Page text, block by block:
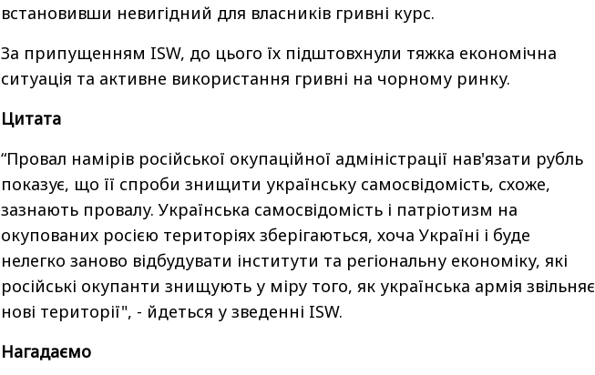
встановивши невигідний для власників гривні курс.
За припущенням ISW, до цього їх підштовхнули тяжка економічна
ситуація та активне використання гривні на чорному ринку.
Цитата
“Провал намірів російської окупаційної адміністрації нав'язати рубль
показує, що її спроби знищити українську самосвідомість, схоже,
зазнають провалу. Українська самосвідомість і патріотизм на
окупованих росією територіях зберігаються, хоча Україні і буде
нелегко заново відбудувати інститути та регіональну економіку, які
російські окупанти знищують у міру того, як українська армія звільняє
нові території", - йдеться у зведенні ISW.
Нагадаємо